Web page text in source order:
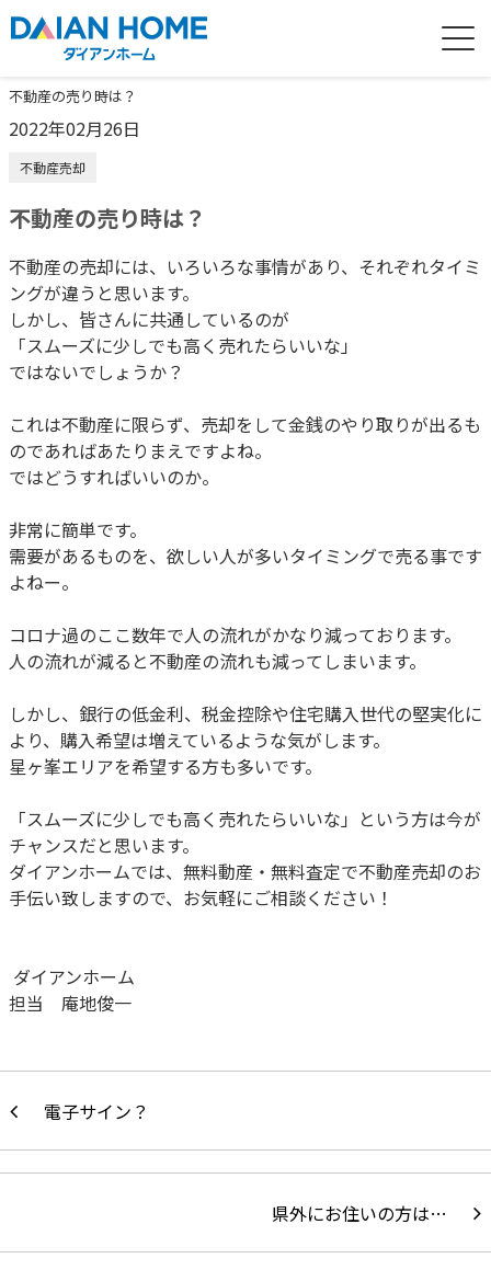
不動産の売り時は？
2022年02月26日
不動産売却
不動産の売り時は？
不動産の売却には、いろいろな事情があり、それぞれタイミ
ングが違うと思います。
しかし、皆さんに共通しているのが
「スムーズに少しでも高く売れたらいいな」
ではないでしょうか？
これは不動産に限らず、売却をして金銭のやり取りが出るも
のであればあたりまえですよね。
ではどうすればいいのか。
非常に簡単です。
需要があるものを、欲しい人が多いタイミングで売る事です
よねー。
コロナ過のここ数年で人の流れがかなり減っております。
人の流れが減ると不動産の流れも減ってしまいます。
しかし、銀行の低金利、税金控除や住宅購入世代の堅実化に
より、購入希望は増えているような気がします。
星ヶ峯エリアを希望する方も多いです。
「スムーズに少しでも高く売れたらいいな」という方は今が
チャンスだと思います。
ダイアンホームでは、無料動産・無料査定で不動産売却のお
手伝い致しますので、お気軽にご相談ください！
ダイアンホーム
担当 庵地俊一
電子サイン？
県外にお住いの方は…